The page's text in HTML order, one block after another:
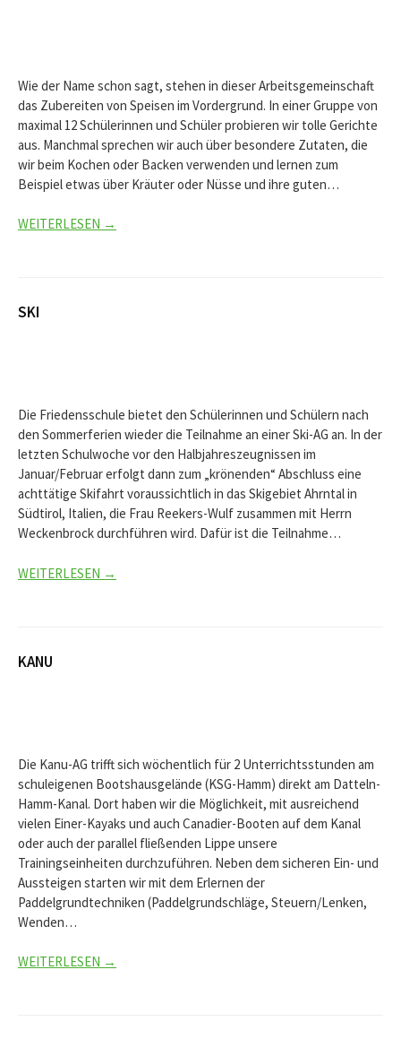
Wie der Name schon sagt, stehen in dieser Arbeitsgemeinschaft
das Zubereiten von Speisen im Vordergrund. In einer Gruppe von
maximal 12 Schülerinnen und Schüler probieren wir tolle Gerichte
aus. Manchmal sprechen wir auch über besondere Zutaten, die
wir beim Kochen oder Backen verwenden und lernen zum
Beispiel etwas über Kräuter oder Nüsse und ihre guten…
WEITERLESEN →
SKI
Die Friedensschule bietet den Schülerinnen und Schülern nach
den Sommerferien wieder die Teilnahme an einer Ski-AG an. In der
letzten Schulwoche vor den Halbjahreszeugnissen im
Januar/Februar erfolgt dann zum „krönenden“ Abschluss eine
achttätige Skifahrt voraussichtlich in das Skigebiet Ahrntal in
Südtirol, Italien, die Frau Reekers-Wulf zusammen mit Herrn
Weckenbrock durchführen wird. Dafür ist die Teilnahme…
WEITERLESEN →
KANU
Die Kanu-AG trifft sich wöchentlich für 2 Unterrichtsstunden am
schuleigenen Bootshausgelände (KSG-Hamm) direkt am Datteln-
Hamm-Kanal. Dort haben wir die Möglichkeit, mit ausreichend
vielen Einer-Kayaks und auch Canadier-Booten auf dem Kanal
oder auch der parallel fließenden Lippe unsere
Trainingseinheiten durchzuführen. Neben dem sicheren Ein- und
Aussteigen starten wir mit dem Erlernen der
Paddelgrundtechniken (Paddelgrundschläge, Steuern/Lenken,
Wenden…
WEITERLESEN →